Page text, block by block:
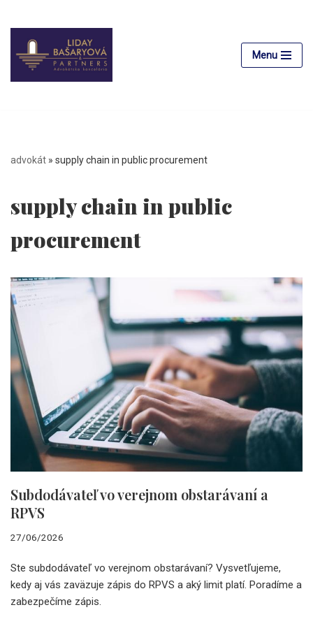
Preskočiť
na
obsah
Menu
advokát » supply chain in public procurement
supply chain in public
procurement
Subdodávateľ vo verejnom obstarávaní a
RPVS
27/06/2026
Ste subdodávateľ vo verejnom obstarávaní? Vysvetľujeme,
kedy aj vás zaväzuje zápis do RPVS a aký limit platí. Poradíme a
zabezpečíme zápis.